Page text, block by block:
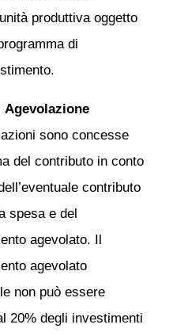
produttiva oggetto
di
Agevolazione
sono concesse
del contributo in conto
contributo
spesa e del
agevolato. Il
agevolato
non può essere
20% degli investimenti